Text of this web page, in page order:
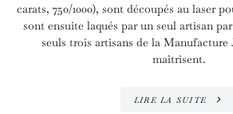
carats, 750/1000), sont découpés au laser
sont ensuite laqués par un seul artisan
seuls trois artisans de la Manufacture
maîtrisent.
LIRE LA SUITE